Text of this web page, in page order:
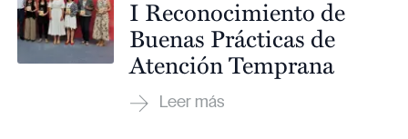
I Reconocimiento de
Buenas Prácticas de
Atención Temprana